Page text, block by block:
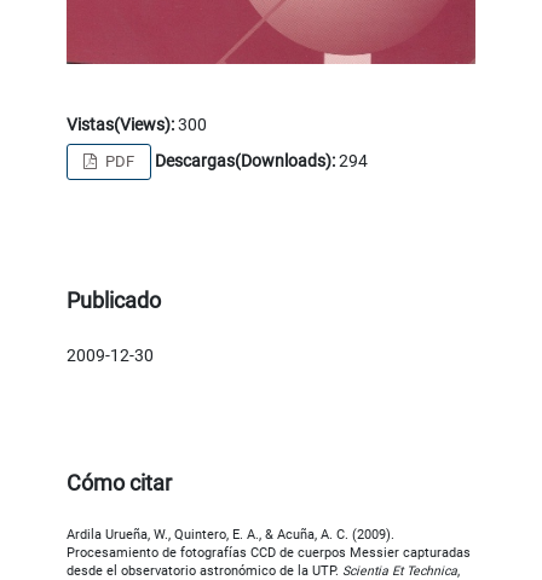
Vistas(Views):300
PDF Descargas(Downloads):294
Publicado
2009-12-30
Cómo citar
Ardila Urueña, W., Quintero, E. A., & Acuña, A. C. (2009).
Procesamiento de fotografías CCD de cuerpos Messier capturadas
desde el observatorio astronómico de la UTP. Scientia Et Technica,